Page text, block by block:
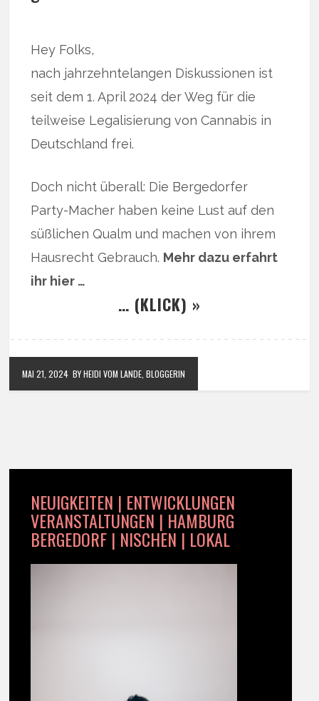
Hey Folks,
nach jahrzehntelangen Diskussionen ist
seit dem 1. April 2024 der Weg für die
teilweise Legalisierung von Cannabis in
Deutschland frei.
Doch nicht überall: Die Bergedorfer
Party-Macher haben keine Lust auf den
süßlichen Qualm und machen von ihrem
Hausrecht Gebrauch. Mehr dazu erfahrt
ihr hier …
… (KLICK) »
MAI 21, 2024 BY HEIDI VOM LANDE, BLOGGERIN
NEUIGKEITEN | ENTWICKLUNGEN
VERANSTALTUNGEN | HAMBURG
BERGEDORF | NISCHEN | LOKAL